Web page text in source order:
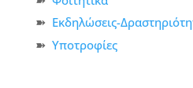
Εκδηλώσεις-
Υποτροφίες